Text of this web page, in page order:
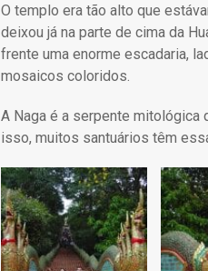
O templo era tão alto que
deixou já na parte de cima da
frente uma enorme escadaria,
mosaicos coloridos.
A Naga é a serpente mitológica
isso, muitos santuários têm